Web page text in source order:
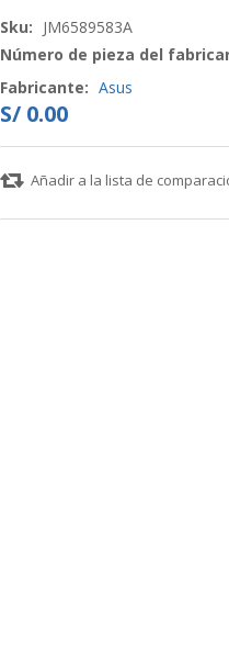
Sku: JM6589583A
Número de pieza del
Fabricante: Asus
S/ 0.00
Añadir a la lista de